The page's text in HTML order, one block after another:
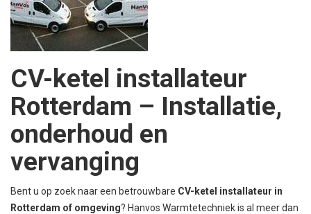
CV-ketel installateur
Rotterdam – Installatie,
onderhoud en
vervanging
Bent u op zoek naar een betrouwbare CV-ketel installateur in
Rotterdam of omgeving? Hanvos Warmtetechniek is al meer dan